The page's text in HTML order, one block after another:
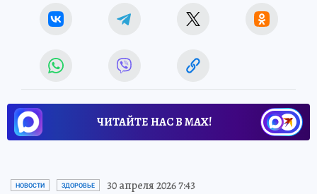
ЧИТАЙТЕ НАС В МАХ!
НОВОСТИ ЗДОРОВЬЕ 30 апреля 2026 7:43